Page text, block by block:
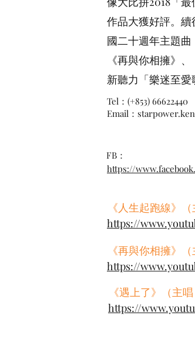
深受樂迷歡迎，
動人的旋律。
FB：
https://
《人生起跑線》
《再與你相擁》
https://
《遇上了》（主
https://
作品大獲好評。
國二十週年主題
《再與你相擁》
新聽力「樂迷至愛
Tel：(+853) 66622440
Email：
FB：
https://
《人生起跑線》
https://
《再與你相擁》
https://
《遇上了》（主唱
https://